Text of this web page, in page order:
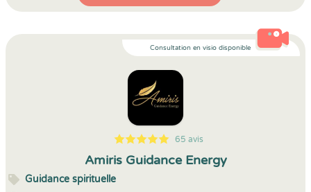
Consultation en visio disponible
5
1
5
65 65 avis
Amiris Guidance Energy
Guidance spirituelle